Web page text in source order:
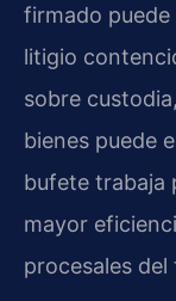
firmado puede
litigio
sobre
bienes puede
bufete trabaja
mayor
procesales del